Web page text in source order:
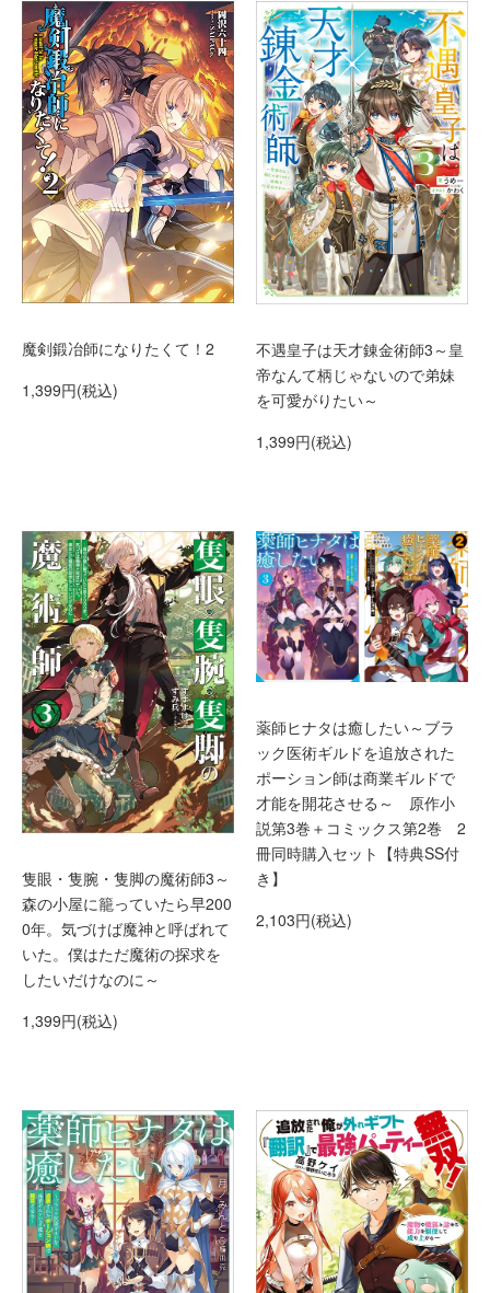
魔剣鍛冶師になりたくて！2
1,399円(税込)
不遇皇子は天才錬金術師3～皇
帝なんて柄じゃないので弟妹
を可愛がりたい～
1,399円(税込)
隻眼・隻腕・隻脚の魔術師3～
森の小屋に籠っていたら早200
0年。気づけば魔神と呼ばれて
いた。僕はただ魔術の探求を
したいだけなのに～
1,399円(税込)
薬師ヒナタは癒したい～ブラ
ック医術ギルドを追放された
ポーション師は商業ギルドで
才能を開花させる～ 原作小
説第3巻＋コミックス第2巻 2
冊同時購入セット【特典SS付
き】
2,103円(税込)